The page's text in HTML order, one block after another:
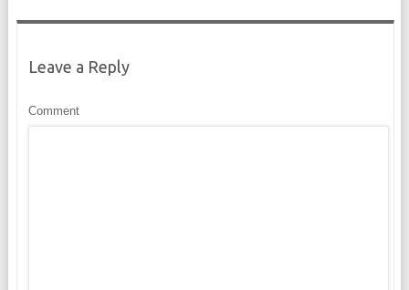
Leave a Reply
Comment